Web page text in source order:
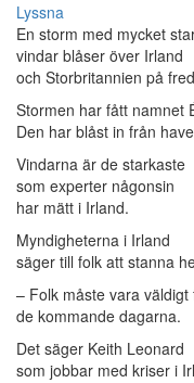
Lyssna
En storm med mycket
vindar blåser över Irland
och Storbritannien på
Stormen har fått namnet
Den har blåst in från
Vindarna är de starkaste
som experter någonsin
har mätt i Irland.
Myndigheterna i Irland
säger till folk att stanna
– Folk måste vara väldigt
de kommande dagarna.
Det säger Keith Leonard
som jobbar med kriser i